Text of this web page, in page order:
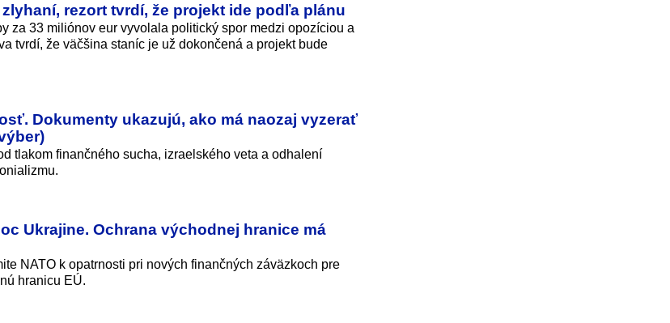
rezort tvrdí, že projekt ide podľa plánu
za 33 miliónov eur vyvolala politický spor medzi opozíciou a
tvrdí, že väčšina staníc je už dokončená a projekt bude
Dokumenty ukazujú, ako má naozaj vyzerať
tlakom finančného sucha, izraelského veta a odhalení
Ukrajine. Ochrana východnej hranice má
NATO k opatrnosti pri nových finančných záväzkoch pre
hranicu EÚ.